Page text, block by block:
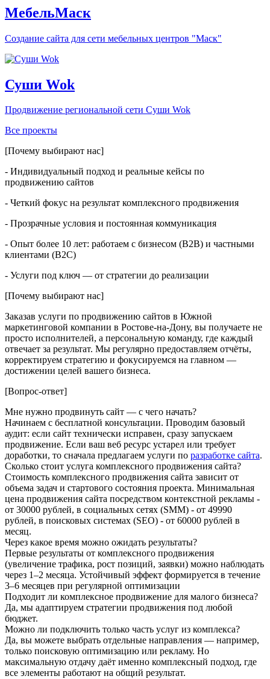
МебельМаск
Создание сайта для сети мебельных центров "Маск"
Суши Wok
Продвижение региональной сети Суши Wok
Все проекты
[Почему выбирают нас]
- Индивидуальный подход и реальные кейсы по
продвижению сайтов
- Четкий фокус на результат комплексного продвижения
- Прозрачные условия и постоянная коммуникация
- Опыт более 10 лет: работаем с бизнесом (B2B) и частными
клиентами (B2C)
- Услуги под ключ — от стратегии до реализации
[Почему выбирают нас]
Заказав услуги по продвижению сайтов в Южной
маркетинговой компании в Ростове-на-Дону, вы получаете не
просто исполнителей, а персональную команду, где каждый
отвечает за результат. Мы регулярно предоставляем отчёты,
корректируем стратегию и фокусируемся на главном —
достижении целей вашего бизнеса.
[Вопрос-ответ]
Мне нужно продвинуть сайт — с чего начать?
Начинаем с бесплатной консультации. Проводим базовый
аудит: если сайт технически исправен, сразу запускаем
продвижение. Если ваш веб ресурс устарел или требует
доработки, то сначала предлагаем услуги по разработке сайта.
Сколько стоит услуга комплексного продвижения сайта?
Стоимость комплексного продвижения сайта зависит от
объема задач и стартового состояния проекта. Минимальная
цена продвижения сайта посредством контекстной рекламы -
от 30000 рублей, в социальных сетях (SMM) - от 49990
рублей, в поисковых системах (SEO) - от 60000 рублей в
месяц.
Через какое время можно ожидать результаты?
Первые результаты от комплексного продвижения
(увеличение трафика, рост позиций, заявки) можно наблюдать
через 1–2 месяца. Устойчивый эффект формируется в течение
3–6 месяцев при регулярной оптимизации
Подходит ли комплексное продвижение для малого бизнеса?
Да, мы адаптируем стратегии продвижения под любой
бюджет.
Можно ли подключить только часть услуг из комплекса?
Да, вы можете выбрать отдельные направления — например,
только поисковую оптимизацию или рекламу. Но
максимальную отдачу даёт именно комплексный подход, где
все элементы работают на общий результат.